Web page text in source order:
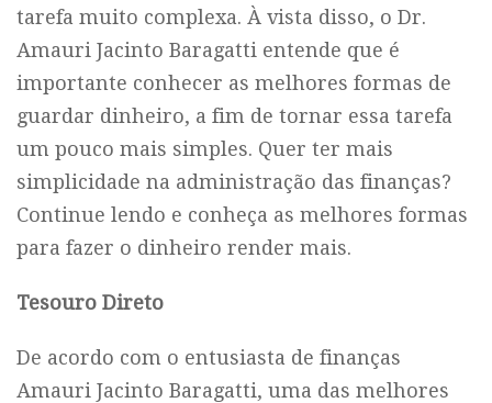
tarefa muito complexa. À vista disso, o Dr.
Amauri Jacinto Baragatti entende que é
importante conhecer as melhores formas de
guardar dinheiro, a fim de tornar essa tarefa
um pouco mais simples. Quer ter mais
simplicidade na administração das finanças?
Continue lendo e conheça as melhores formas
para fazer o dinheiro render mais.
Tesouro Direto
De acordo com o entusiasta de finanças
Amauri Jacinto Baragatti, uma das melhores